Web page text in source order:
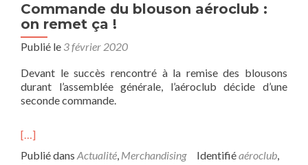
Commande du blouson aéroclub :
on remet ça !
Publié le 3 février 2020
Devant le succès rencontré à la remise des blousons
durant l’assemblée générale, l’aéroclub décide d’une
seconde commande.
[…]
Publié dans Actualité, Merchandising Identifiéaéroclub,